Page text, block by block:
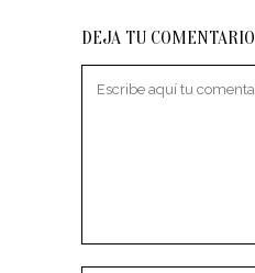
DEJA TU COMENTARIO